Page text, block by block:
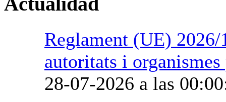
Reglament (UE)
autoritats i
28-07-2026 a las